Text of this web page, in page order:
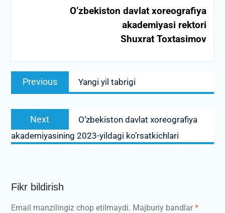
О‘zbekiston davlat xoreografiya
akademiyasi rektori
Shuxrat Toxtasimov
Post
menyusi
Previous
post:
Yangi yil tabrigi
Next
post:
O’zbekiston davlat xoreografiya
akademiyasining 2023-yildagi ko’rsatkichlari
Fikr bildirish
Email manzilingiz chop etilmaydi. Majburiy bandlar*